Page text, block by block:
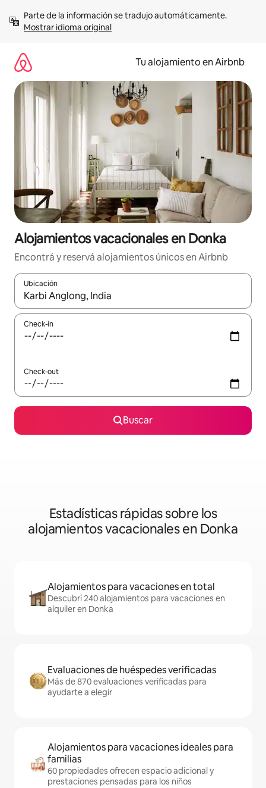
contenidoMostrar idioma original
Tu alojamiento en Airbnb
Alojamientos vacacionales en Donka
Encontrá y reservá alojamientos únicos en Airbnb
Ubicación
Cuando los resultados estén disponibles, navegá con las
Check-in
Check-out
Buscar
Estadísticas rápidas sobre los
alojamientos vacacionales en Donka
Alojamientos para vacaciones en total
Descubrí 240 alojamientos para vacaciones en
alquiler en Donka
Evaluaciones de huéspedes verificadas
Más de 870 evaluaciones verificadas para
ayudarte a elegir
Alojamientos para vacaciones ideales para
familias
60 propiedades ofrecen espacio adicional y
prestaciones pensadas para los niños